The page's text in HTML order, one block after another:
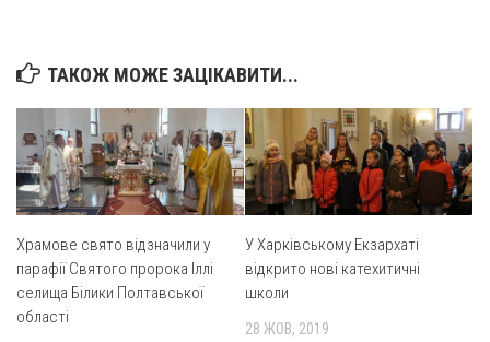
ТАКОЖ МОЖЕ ЗАЦІКАВИТИ...
Храмове свято відзначили у
парафії Святого пророка Іллі
селища Білики Полтавської
області
У Харківському Екзархаті
відкрито нові катехитичні
школи
28 ЖОВ, 2019